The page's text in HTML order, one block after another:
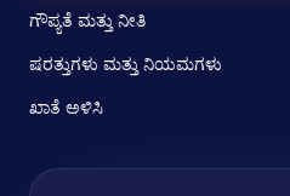
ಗೌಪ್ಯತೆ ಮತ್ತು ನೀತಿ
ಷರತ್ತುಗಳು ಮತ್ತು ನಿಯಮಗಳು
ಖಾತೆ ಅಳಿಸಿ